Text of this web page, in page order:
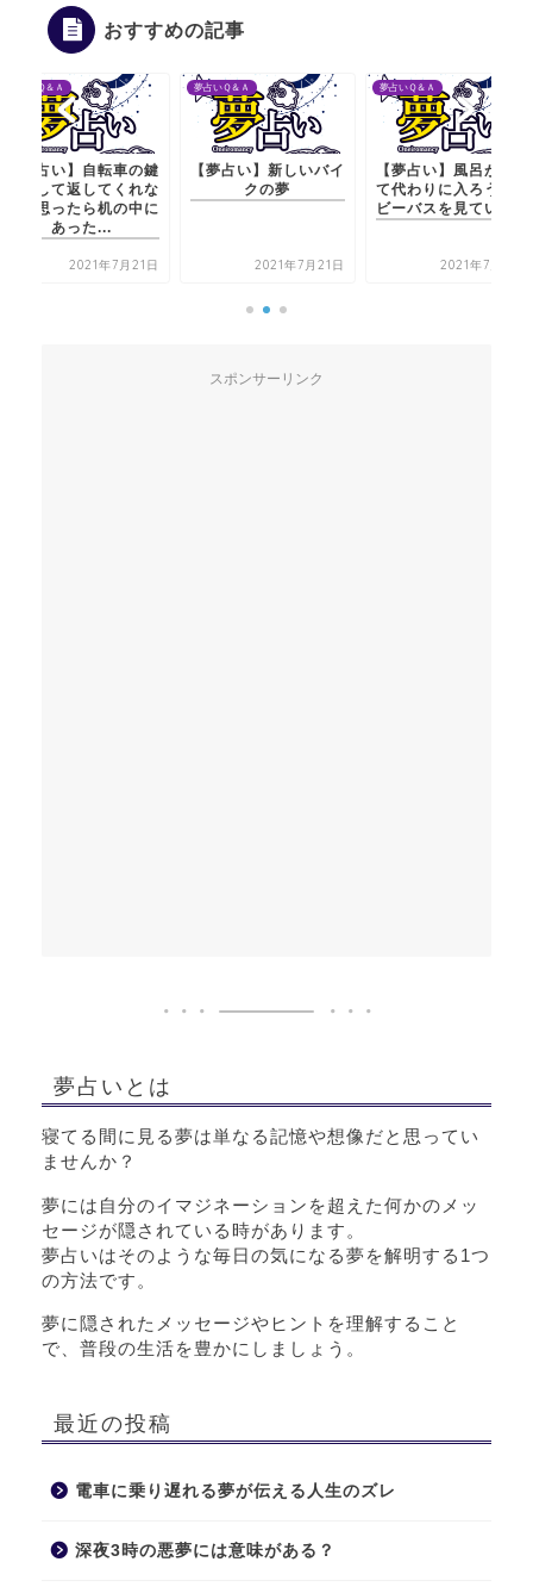
おすすめの記事
夢占いＱ＆Ａ
【夢占い】自転車の鍵
を貸して返してくれな
いと思ったら机の中に
あった...
2021年7月21日
夢占いＱ＆Ａ
【夢占い】新しいバイ
クの夢
2021年7月21日
夢占いＱ＆Ａ
【夢占い】風呂がなく
て代わりに入ろうとベ
ビーバスを見ている夢
2021年7月21日
スポンサーリンク
夢占いとは
寝てる間に見る夢は単なる記憶や想像だと思ってい
ませんか？
夢には自分のイマジネーションを超えた何かのメッ
セージが隠されている時があります。
夢占いはそのような毎日の気になる夢を解明する1つ
の方法です。
夢に隠されたメッセージやヒントを理解すること
で、普段の生活を豊かにしましょう。
最近の投稿
電車に乗り遅れる夢が伝える人生のズレ
深夜3時の悪夢には意味がある？